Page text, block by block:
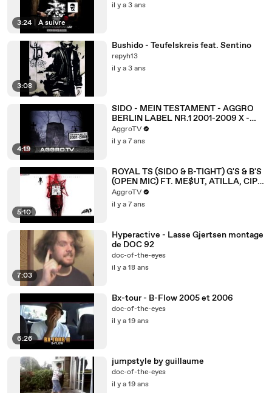
3:24 À suivre
il y a 3 ans
3:08
Bushido - Teufelskreis feat. Sentino
repyh13
il y a 3 ans
4:19
SIDO - MEIN TESTAMENT - AGGRO
BERLIN LABEL NR.1 2001-2009 X -
ALBUM - TRACK 36
AggroTV
il y a 7 ans
5:10
ROYAL TS (SIDO & B-TIGHT) G'S & B'S
(OPEN MIC) FT. ME$UT, ATILLA, CIPO
- A.I.D.S.- ALBUM - TRK 24
AggroTV
il y a 7 ans
7:03
Hyperactive - Lasse Gjertsen montage
de DOC 92
doc-of-the-eyes
il y a 18 ans
6:26
Bx-tour - B-Flow 2005 et 2006
doc-of-the-eyes
il y a 19 ans
jumpstyle by guillaume
doc-of-the-eyes
il y a 19 ans